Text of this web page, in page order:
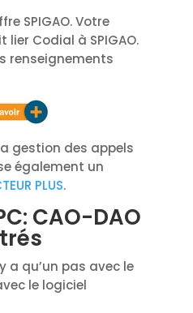
SPIGAO. Votre
Codial à SPIGAO.
renseignements
gestion des appels
également un
PLUS.
CAO-DAO
a qu’un pas avec le
le logiciel